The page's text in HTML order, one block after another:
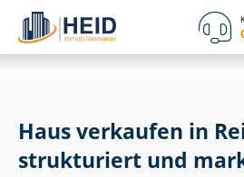
Haus verkaufen in
strukturiert und